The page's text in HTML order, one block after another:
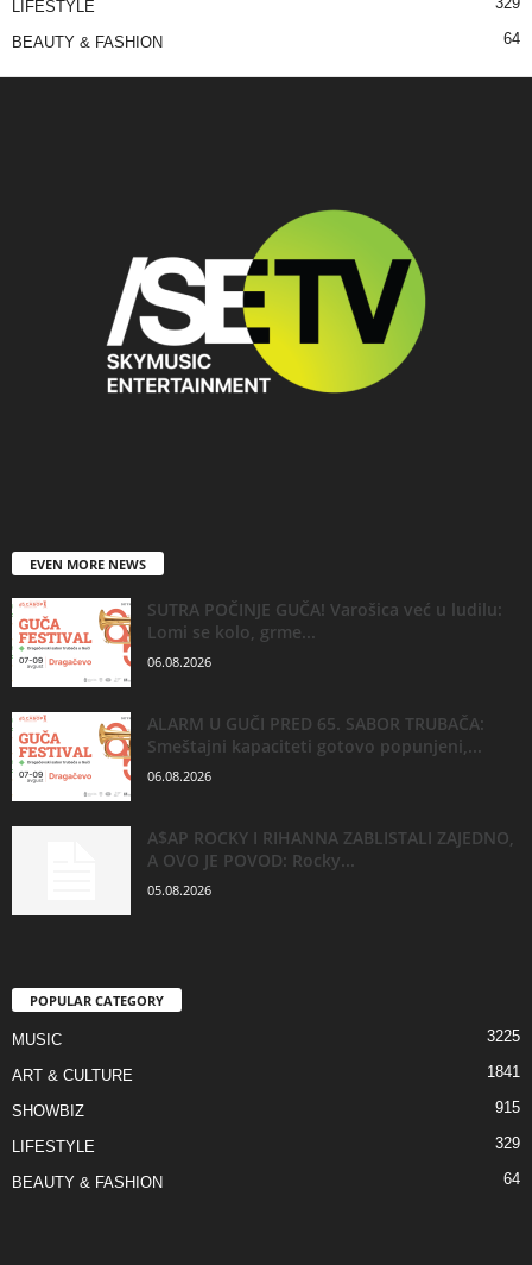
LIFESTYLE
BEAUTY & FASHION 64
EVEN MORE NEWS
SUTRA POČINJE GUČA! Varošica već u ludilu:
Lomi se kolo, grme...
06.08.2026
ALARM U GUČI PRED 65. SABOR TRUBAČA:
Smeštajni kapaciteti gotovo popunjeni,...
06.08.2026
A$AP ROCKY I RIHANNA ZABLISTALI ZAJEDNO,
A OVO JE POVOD: Rocky...
05.08.2026
POPULAR CATEGORY
MUSIC 3225
ART & CULTURE 1841
SHOWBIZ 915
LIFESTYLE 329
BEAUTY & FASHION 64